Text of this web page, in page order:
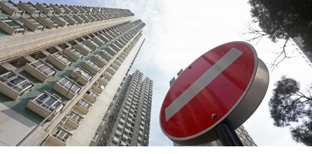
專
題
投
資
樓
理